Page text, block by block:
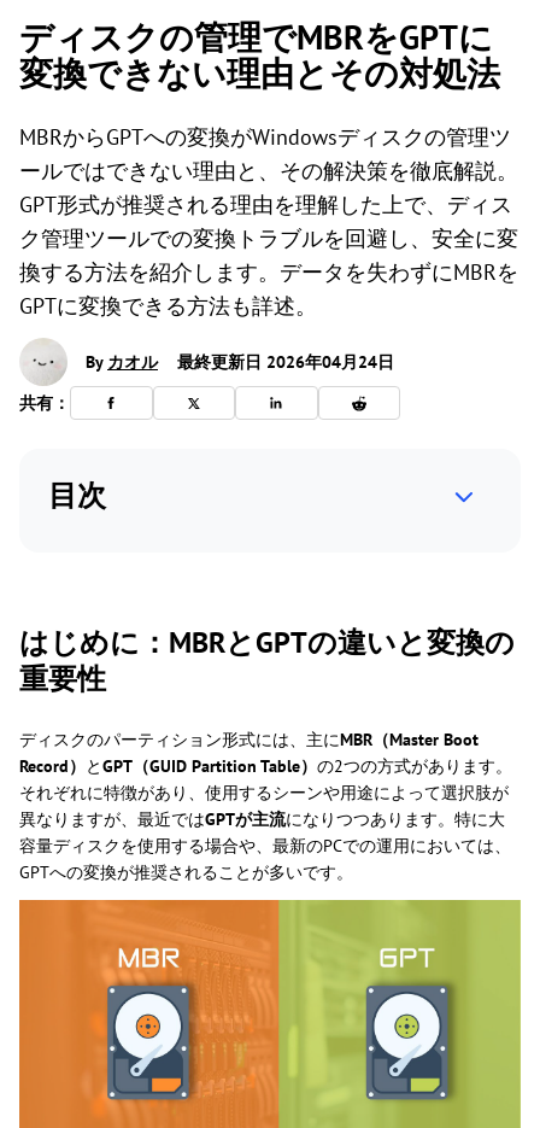
ディスクの管理でMBRをGPTに
変換できない理由とその対処法
MBRからGPTへの変換がWindowsディスクの管理ツ
ールではできない理由と、その解決策を徹底解説。
GPT形式が推奨される理由を理解した上で、ディス
ク管理ツールでの変換トラブルを回避し、安全に変
換する方法を紹介します。データを失わずにMBRを
GPTに変換できる方法も詳述。
By カオル
最終更新日 2026年04月24日
共有：
目次
はじめに：MBRとGPTの違いと変換の
重要性
ディスクのパーティション形式には、主にMBR（Master Boot
Record） とGPT（GUID Partition Table） の2つの方式があります。
それぞれに特徴があり、使用するシーンや用途によって選択肢が
異なりますが、最近ではGPTが主流になりつつあります。特に大
容量ディスクを使用する場合や、最新のPCでの運用においては、
GPTへの変換が推奨されることが多いです。